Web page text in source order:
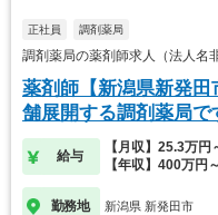
正社員 調剤薬局
調剤薬局の薬剤師求人（法人
薬剤師【新潟県新発
舗展開する調剤薬局で
給与
【月収】25.3万円
【年収】400万円
勤務地 新潟県 新発田市